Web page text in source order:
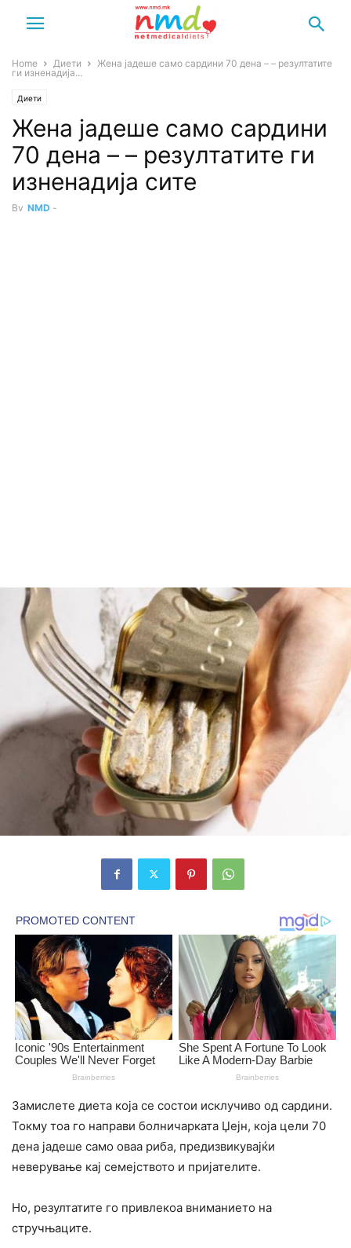
Home Диети
Жена јадеше само сардини 70 дена – – резултатите
ги изненадија...
Диети
Жена јадеше само сардини
70 дена – – резултатите ги
изненадија сите
By NMD -
Замислете диета која се состои исклучиво од сардини.
Токму тоа го направи болничарката Џејн, која цели 70
дена јадеше само оваа риба, предизвикувајќи
неверување кај семејството и пријателите.
Но, резултатите го привлекоа вниманието на
стручњаците.